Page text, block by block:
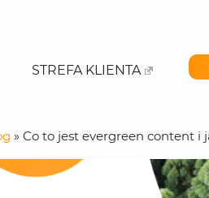
STREFA KLIENTA
» Co to jest evergreen content i